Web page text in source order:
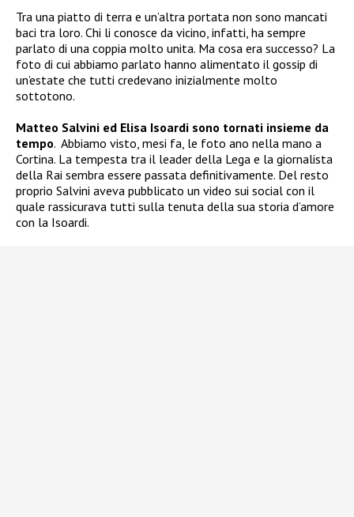
Tra una piatto di terra e un’altra portata non sono mancati
baci tra loro. Chi li conosce da vicino, infatti, ha sempre
parlato di una coppia molto unita. Ma cosa era successo? La
foto di cui abbiamo parlato hanno alimentato il gossip di
un’estate che tutti credevano inizialmente molto
sottotono.
Matteo Salvini ed Elisa Isoardi sono tornati insieme da
tempo. Abbiamo visto, mesi fa, le foto ano nella mano a
Cortina. La tempesta tra il leader della Lega e la giornalista
della Rai sembra essere passata definitivamente. Del resto
proprio Salvini aveva pubblicato un video sui social con il
quale rassicurava tutti sulla tenuta della sua storia d’amore
con la Isoardi.